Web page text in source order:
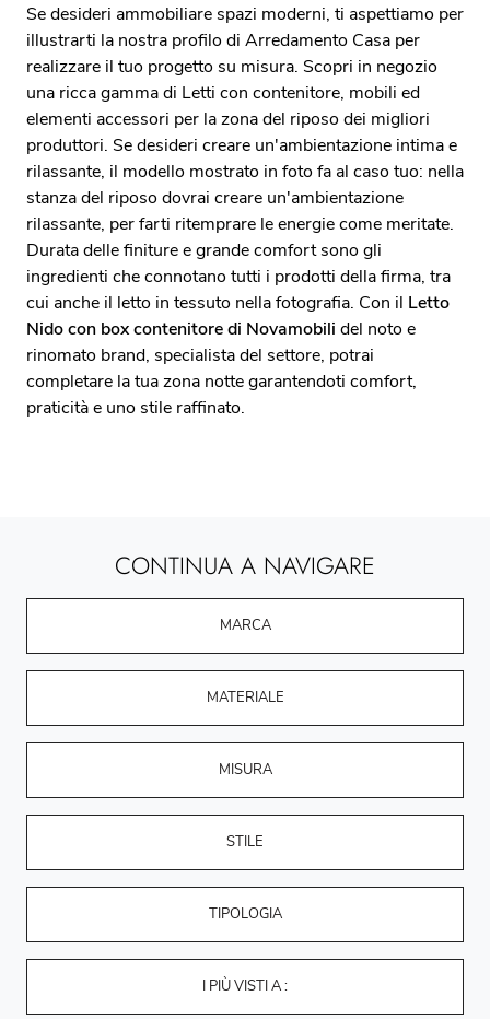
Se desideri ammobiliare spazi moderni, ti aspettiamo per
illustrarti la nostra profilo di Arredamento Casa per
realizzare il tuo progetto su misura. Scopri in negozio
una ricca gamma di Letti con contenitore, mobili ed
elementi accessori per la zona del riposo dei migliori
produttori. Se desideri creare un'ambientazione intima e
rilassante, il modello mostrato in foto fa al caso tuo: nella
stanza del riposo dovrai creare un'ambientazione
rilassante, per farti ritemprare le energie come meritate.
Durata delle finiture e grande comfort sono gli
ingredienti che connotano tutti i prodotti della firma, tra
cui anche il letto in tessuto nella fotografia. Con il Letto
Nido con box contenitore di Novamobili del noto e
rinomato brand, specialista del settore, potrai
completare la tua zona notte garantendoti comfort,
praticità e uno stile raffinato.
CONTINUA A NAVIGARE
MARCA
MATERIALE
MISURA
STILE
TIPOLOGIA
I PIÙ VISTI A :